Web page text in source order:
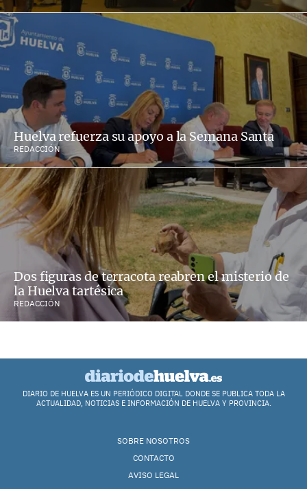
Huelva refuerza su apoyo a la Semana Santa
REDACCIÓN
Dos figuras de terracota reabren el misterio de
la Huelva tartésica
REDACCIÓN
DIARIO DE HUELVA ES UN PERIÓDICO DIGITAL DONDE SE PUBLICA TODA LA
ACTUALIDAD, NOTICIAS E INFORMACIÓN DE HUELVA Y PROVINCIA.
SOBRE NOSOTROS
CONTACTO
AVISO LEGAL